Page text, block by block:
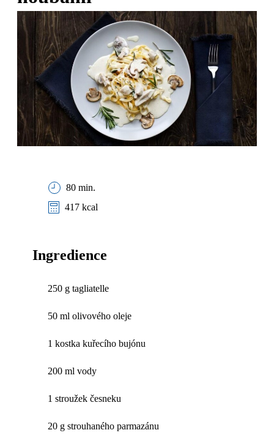
80 min.
417 kcal
Ingredience
250 g tagliatelle
50 ml olivového oleje
1 kostka kuřecího bujónu
200 ml vody
1 stroužek česneku
20 g strouhaného parmazánu